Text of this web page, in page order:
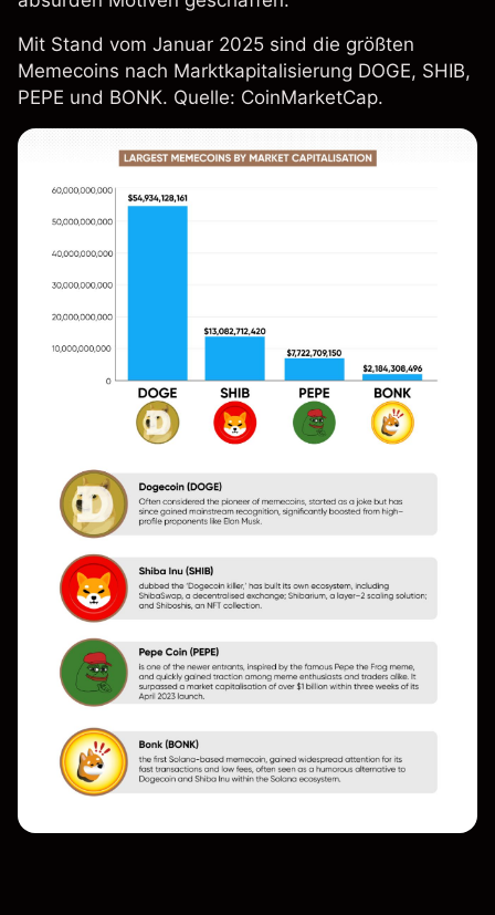
Mit Stand vom Januar 2025 sind die größten
Memecoins nach Marktkapitalisierung DOGE, SHIB,
PEPE und BONK. Quelle: CoinMarketCap.